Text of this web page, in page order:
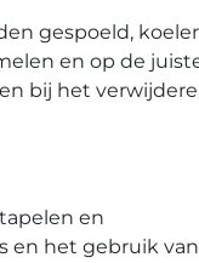
gespoeld,
en op de
bij het
en
en het gebruik